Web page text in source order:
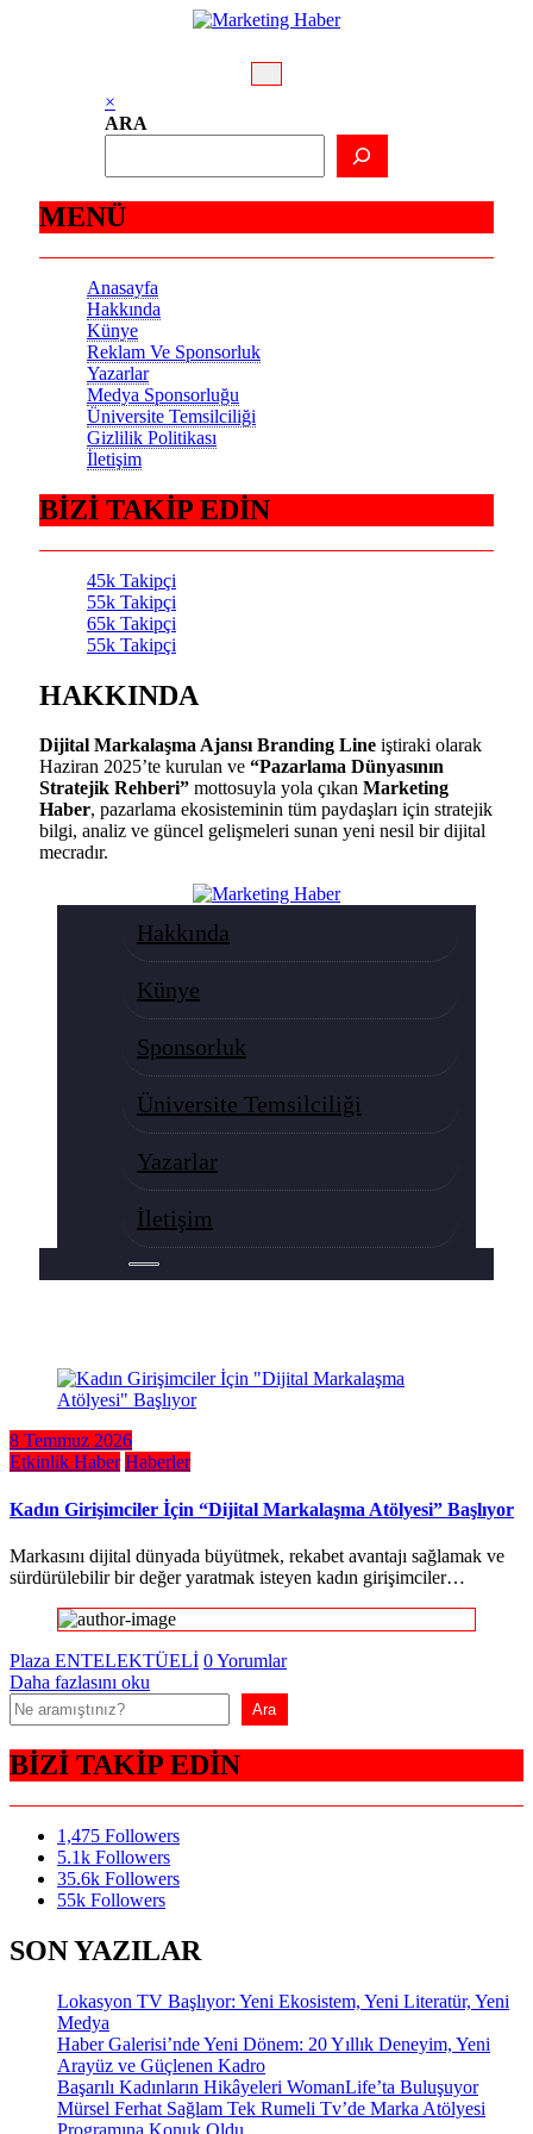
×
ARA
MENÜ
Anasayfa
Hakkında
Künye
Reklam Ve Sponsorluk
Yazarlar
Medya Sponsorluğu
Üniversite Temsilciliği
Gizlilik Politikası
İletişim
BİZİ TAKİP EDİN
45k Takipçi
55k Takipçi
65k Takipçi
55k Takipçi
HAKKINDA
Dijital Markalaşma Ajansı Branding Line iştiraki olarak
Haziran 2025’te kurulan ve “Pazarlama Dünyasının
Stratejik Rehberi” mottosuyla yola çıkan Marketing
Haber, pazarlama ekosisteminin tüm paydaşları için stratejik
bilgi, analiz ve güncel gelişmeleri sunan yeni nesil bir dijital
mecradır.
Hakkında
Künye
Sponsorluk
Üniversite Temsilciliği
Yazarlar
İletişim
8 Temmuz 2026
Etkinlik Haber Haberler
Kadın Girişimciler İçin “Dijital Markalaşma Atölyesi” Başlıyor
Markasını dijital dünyada büyütmek, rekabet avantajı sağlamak ve
sürdürülebilir bir değer yaratmak isteyen kadın girişimciler…
Plaza ENTELEKTÜELİ 0 Yorumlar
Daha fazlasını oku
Ara
Ara
BİZİ TAKİP EDİN
1,475 Followers
5.1k Followers
35.6k Followers
55k Followers
SON YAZILAR
Lokasyon TV Başlıyor: Yeni Ekosistem, Yeni Literatür, Yeni
Medya
Haber Galerisi’nde Yeni Dönem: 20 Yıllık Deneyim, Yeni
Arayüz ve Güçlenen Kadro
Başarılı Kadınların Hikâyeleri WomanLife’ta Buluşuyor
Mürsel Ferhat Sağlam Tek Rumeli Tv’de Marka Atölyesi
Programına Konuk Oldu